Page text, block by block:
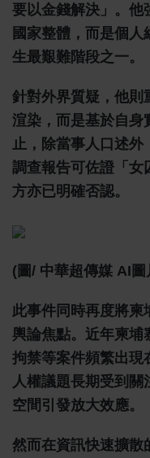
要以金錢解決」。他
國家整體，而是個人
生最艱難階段之一。
針對外界質疑，他則
渲染，而是基於自身
止，除當事人口述
調查報告可佐證「女
方亦已明確否認。
(圖/ 中華超傳媒 AI圖
此事件同時再度將柬
輿論焦點。近年柬埔
拘禁等案件頻繁出現
人權議題長期受到
空間引發放大效應。
然而在資訊快速擴散